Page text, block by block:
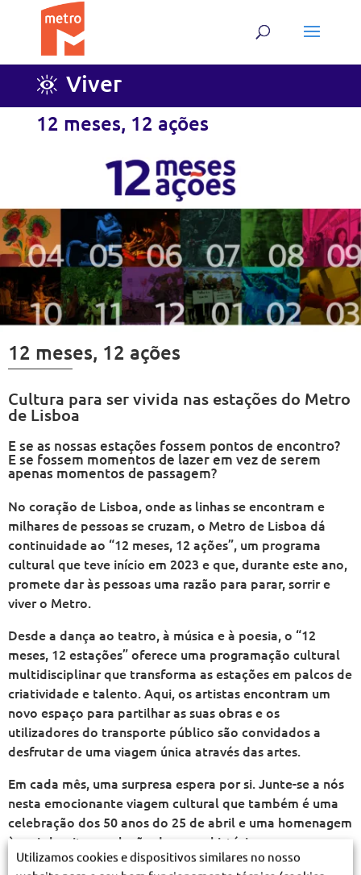
Viver
12 meses, 12 ações
12 meses, 12 ações
Cultura para ser vivida nas estações do Metro
de Lisboa
E se as nossas estações fossem pontos de encontro?
E se fossem momentos de lazer em vez de serem
apenas momentos de passagem?
No coração de Lisboa, onde as linhas se encontram e
milhares de pessoas se cruzam, o Metro de Lisboa dá
continuidade ao “12 meses, 12 ações”, um programa
cultural que teve início em 2023 e que, durante este ano,
promete dar às pessoas uma razão para parar, sorrir e
viver o Metro.
Desde a dança ao teatro, à música e à poesia, o “12
meses, 12 estações” oferece uma programação cultural
multidisciplinar que transforma as estações em palcos de
criatividade e talento. Aqui, os artistas encontram um
novo espaço para partilhar as suas obras e os
utilizadores do transporte público são convidados a
desfrutar de uma viagem única através das artes.
Em cada mês, uma surpresa espera por si. Junte-se a nós
nesta emocionante viagem cultural que também é uma
celebração dos 50 anos do 25 de abril e uma homenagem
à mais bonita revolução da nossa história.
Utilizamos cookies e dispositivos similares no nosso